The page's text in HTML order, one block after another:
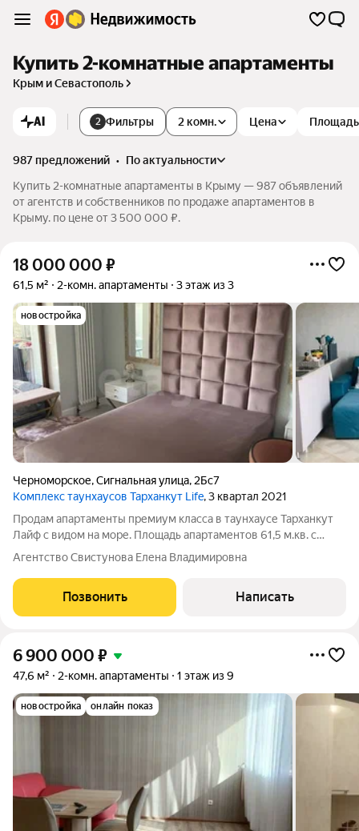
Купить 2-комнатные апартаменты
Крым и Севастополь
AI 2 Фильтры 2 комн. Цена Площадь
987 предложений •
по актуальности
Купить 2-комнатные апартаменты в Крыму — 987 объявлений
от агентств и собственников по продаже апартаментов в
Крыму. по цене от 3 500 000 ₽.
18 000 000 ₽
61,5 м² 2-комн. апартаменты 3 этаж из 3
новостройка
Черноморское,Сигнальная улица, 2Бс7
Комплекс таунхаусов Тарханкут Life, 3 квартал 2021
Продам апартаменты премиум класса в таунхаусе Тарханкут
Лайф с видом на море. Площадь апартаментов 61,5 м.кв. с
большой лоджией и мансардой площадью 61,5 м.кв.
Расположены на третьем этаже трехэтажного здания.
Просторная кухня-гостиная площадью 15
Агентство Свистунова Елена Владимировна
Позвонить Написать
6 900 000 ₽
47,6 м² 2-комн. апартаменты 1 этаж из 9
новостройка онлайн показ